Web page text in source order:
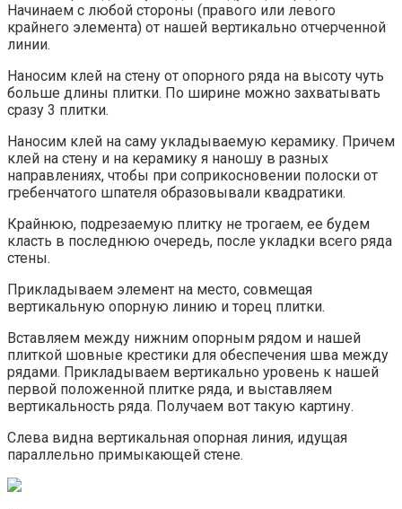
Начинаем с любой стороны (правого или левого
крайнего элемента) от нашей вертикально отчерченной
линии.
Наносим клей на стену от опорного ряда на высоту чуть
больше длины плитки. По ширине можно захватывать
сразу 3 плитки.
Наносим клей на саму укладываемую керамику. Причем
клей на стену и на керамику я наношу в разных
направлениях, чтобы при соприкосновении полоски от
гребенчатого шпателя образовывали квадратики.
Крайнюю, подрезаемую плитку не трогаем, ее будем
класть в последнюю очередь, после укладки всего ряда
стены.
Прикладываем элемент на место, совмещая
вертикальную опорную линию и торец плитки.
Вставляем между нижним опорным рядом и нашей
плиткой шовные крестики для обеспечения шва между
рядами. Прикладываем вертикально уровень к нашей
первой положенной плитке ряда, и выставляем
вертикальность ряда. Получаем вот такую картину.
Слева видна вертикальная опорная линия, идущая
параллельно примыкающей стене.